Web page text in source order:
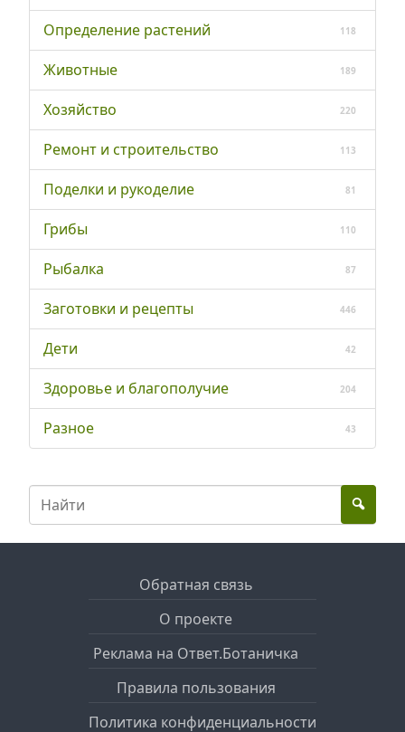
Определение растений 118
Животные 189
Хозяйство 220
Ремонт и строительство 113
Поделки и рукоделие 81
Грибы 110
Рыбалка 87
Заготовки и рецепты 446
Дети 42
Здоровье и благополучие 204
Разное 43
Обратная связь
О проекте
Реклама на Ответ.Ботаничка
Правила пользования
Политика конфиденциальности